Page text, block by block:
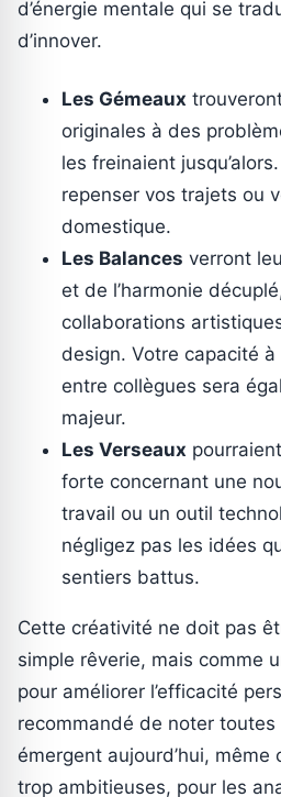
d’énergie mentale qui se
d’innover.
Les Gémeaux
originales à des
les freinaient
repenser vos trajets ou
domestique.
Les Balances verront
et de l’harmonie
collaborations
design. Votre capacité
entre collègues sera
majeur.
Les Verseaux
forte concernant une
travail ou un outil
négligez pas les idées
sentiers battus.
Cette créativité ne doit pas
simple rêverie, mais comme
pour améliorer l’efficacité
recommandé de noter toutes
émergent aujourd’hui,
trop ambitieuses, pour les